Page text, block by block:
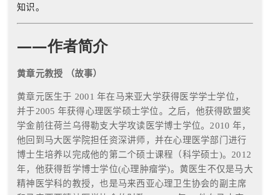
知识。
——作者简介
黄章元教授 （故事）
黄章元医生于 2001 年在马来亚大学获得医学学士学位，
并于2005 年获得心理医学硕士学位。之后，他获得欧盟奖
学金前往荷兰乌得勒支大学攻读医学博士学位。2010 年，
他回到马大医学院担任资深讲师，并在心理医学部门进行
博士生培养以完成他的第二个硕士课程（科学硕士)。 2012
年，他获得哲学博士学位(心理肿瘤学)。黄医生不仅是马大
精神医学科的教授，也是马来西亚心理卫生协会的副主席